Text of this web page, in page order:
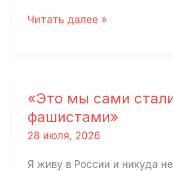
«Я
тепле,
но
доверие
Читать далее »
«Это мы сами
фашистами»
28 июля, 2026
Я живу в России и никуда